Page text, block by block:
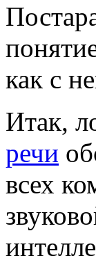
как с
Итак,
речи
всех